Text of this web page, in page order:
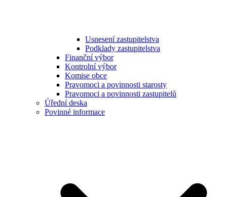
Usnesení zastupitelstva
Podklady zastupitelstva
Finanční výbor
Kontrolní výbor
Komise obce
Pravomoci a povinnosti starosty
Pravomoci a povinnosti zastupitelů
Úřední deska
Povinné informace